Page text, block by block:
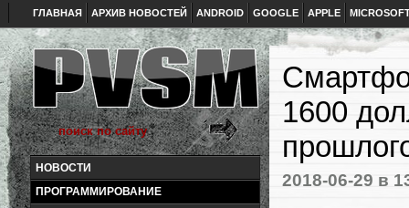
ГЛАВНАЯ АРХИВ НОВОСТЕЙ ANDROID GOOGLE APPLE
НОВОСТИ
ПРОГРАММИРОВАНИЕ
1600
2018-06-29 в